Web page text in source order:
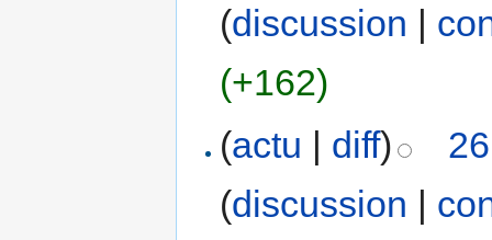
(discussion |
(+162)
(actu | diff)
(discussion |